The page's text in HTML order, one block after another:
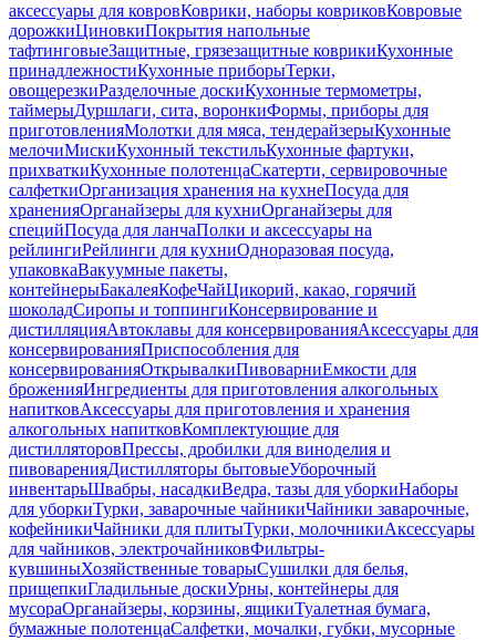
аксессуары для ковровКоврики, наборы ковриковКовровые
дорожкиЦиновкиПокрытия напольные
тафтинговыеЗащитные, грязезащитные коврикиКухонные
принадлежностиКухонные приборыТерки,
овощерезкиРазделочные доскиКухонные термометры,
таймерыДуршлаги, сита, воронкиФормы, приборы для
приготовленияМолотки для мяса, тендерайзерыКухонные
мелочиМискиКухонный текстильКухонные фартуки,
прихваткиКухонные полотенцаСкатерти, сервировочные
салфеткиОрганизация хранения на кухнеПосуда для
храненияОрганайзеры для кухниОрганайзеры для
специйПосуда для ланчаПолки и аксессуары на
рейлингиРейлинги для кухниОдноразовая посуда,
упаковкаВакуумные пакеты,
контейнерыБакалеяКофеЧайЦикорий, какао, горячий
шоколадСиропы и топпингиКонсервирование и
дистилляцияАвтоклавы для консервированияАксессуары для
консервированияПриспособления для
консервированияОткрывалкиПивоварниЕмкости для
броженияИнгредиенты для приготовления алкогольных
напитковАксессуары для приготовления и хранения
алкогольных напитковКомплектующие для
дистилляторовПрессы, дробилки для виноделия и
пивоваренияДистилляторы бытовыеУборочный
инвентарьШвабры, насадкиВедра, тазы для уборкиНаборы
для уборкиТурки, заварочные чайникиЧайники заварочные,
кофейникиЧайники для плитыТурки, молочникиАксессуары
для чайников, электрочайниковФильтры-
кувшиныХозяйственные товарыСушилки для белья,
прищепкиГладильные доскиУрны, контейнеры для
мусораОрганайзеры, корзины, ящикиТуалетная бумага,
бумажные полотенцаСалфетки, мочалки, губки, мусорные